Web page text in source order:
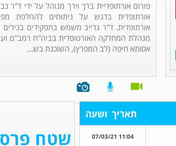
פורום אורתופדיית ברך וירך מנוהל על ידי ד"ר
אורתופדית בדגש על ניתוחים להחלפת
אורתופדית. ד"ר גרייב משמש בתפקידים
מנהלת המחלקה האורטופדית בביה"ח רמב"ם
אסותא חיפה (לב המפרץ), השוכנת בש...
תאריך ושעה
11:04 07/03/21